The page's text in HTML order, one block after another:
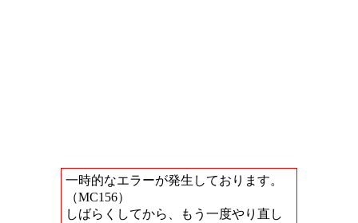
一時的なエラーが発生しております。
（MC156）
しばらくしてから、もう一度やり直し